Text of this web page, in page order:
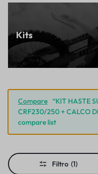
Kits
Compare “KIT HASTE
CRF230/250 + CALCO
compare list
Filtro (1)